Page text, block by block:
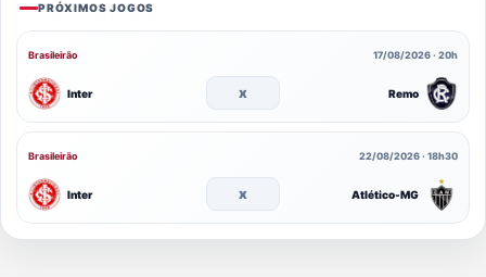
PRÓXIMOS JOGOS
Brasileirão 17/08/2026 · 20h
Inter x Remo
Brasileirão 22/08/2026 · 18h30
Inter x Atlético-MG